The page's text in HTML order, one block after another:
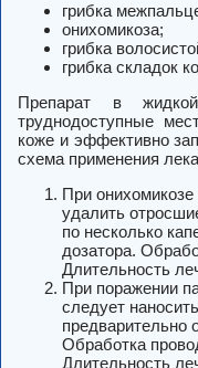
грибка
онихомикоза;
грибка
грибка складок
Препарат в
труднодоступные
коже и эффективно
схема применения
При онихомикозе
удалить
по несколько
дозатора.
Длительность
При поражении
следует
Обработка
Длительность